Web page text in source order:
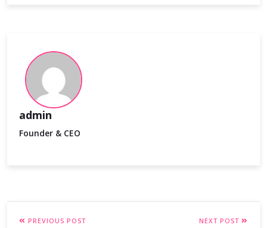
admin
Founder & CEO
PREVIOUS POST NEXT POST